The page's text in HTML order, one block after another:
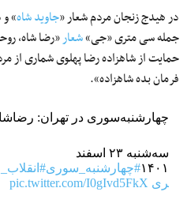
در هیدج زنجان مردم شعار «جاوید شاه»
جمله سی متری «جی»شعار«رضا شاه،
حمایت از شاهزاده رضا پهلوی شماری از
فرمان بده شاهزاده».
چهارشنبه‌سوری در تهران:
سه‌شنبه ۲۳ اسفند
۱۴۰۱#چهارشنبه_سوری
ری pic.twitter.com/I0gIvd5FkX